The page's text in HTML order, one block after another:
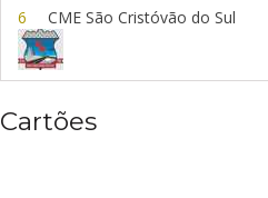
6
CME São Cristóvão do Sul
Cartões